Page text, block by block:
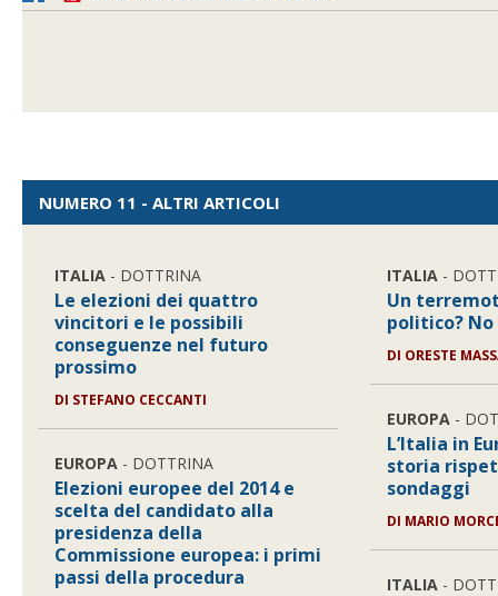
NUMERO 11 - ALTRI ARTICOLI
ITALIA - DOTTRINA
Le elezioni dei quattro
vincitori e le possibili
conseguenze nel futuro
prossimo
DI STEFANO CECCANTI
EUROPA - DOTTRINA
Elezioni europee del 2014 e
scelta del candidato alla
presidenza della
Commissione europea: i primi
passi della procedura
ITALIA -
Un
politico? No
DI ORESTE
EUROPA -
L’Italia in
storia
sondaggi
DI MARIO
ITALIA -